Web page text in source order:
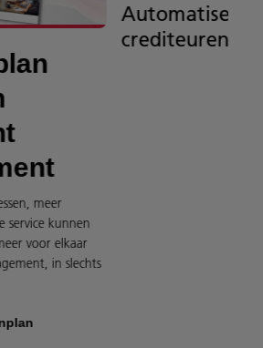
meer
service kunnen
voor elkaar
in slechts
Automatiseer